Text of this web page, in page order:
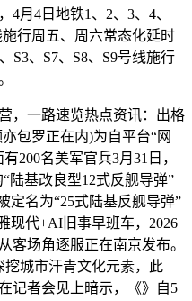
月4日地铁1、2、3、4、
施行周五、周六常态化延时
S3、S7、S8、S9号线施行
一路速览热点资讯：出格
包罗正在内)为自平台“网
200名美军官兵3月31日，
陆基改良型12式反舰导弹”
定名为“25式陆基反舰导弹”
现代+AI旧事早班车，2026
客场角逐服正在南京发布。
挖城市汗青文化元素，此
记者会见上暗示，《》自5